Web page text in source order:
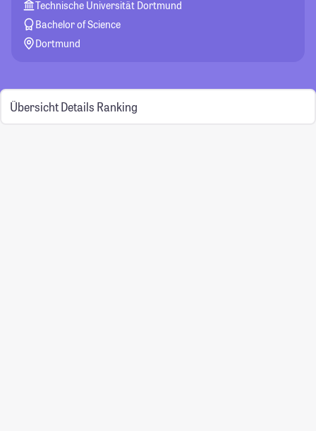
Technische Universität Dortmund
Bachelor of Science
Dortmund
Übersicht Details Ranking